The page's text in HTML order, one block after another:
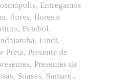
Entregamos
flores flores e
Futebol
Lindt
Preta Presente de
Presentes de
Sousas Sumaré.